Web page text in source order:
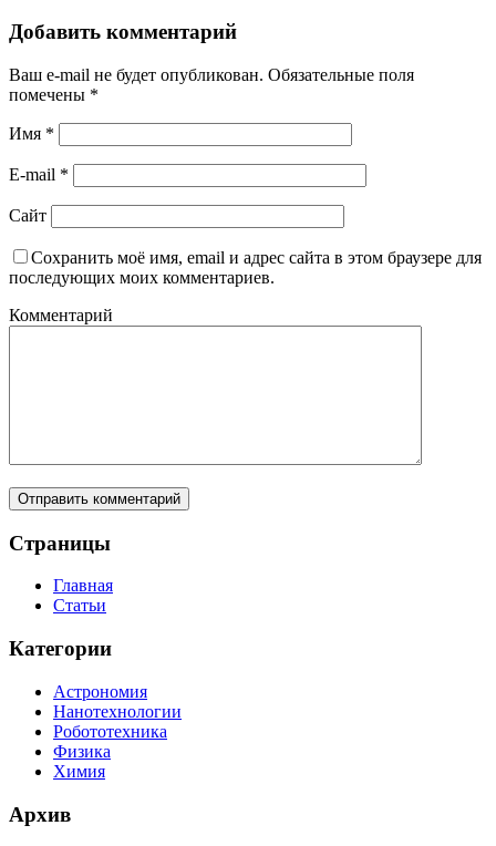
Добавить комментарий
Ваш e-mail не будет опубликован. Обязательные поля
помечены *
Имя *
E-mail *
Сайт
Сохранить моё имя, email и адрес сайта в этом браузере для
последующих моих комментариев.
Комментарий
Страницы
Главная
Статьи
Категории
Астрономия
Нанотехнологии
Робототехника
Физика
Химия
Архив